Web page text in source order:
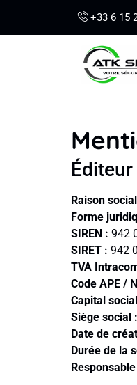
+33 6 15
Raison
Forme
SIREN : 942
SIRET : 942
TVA
Code APE /
Capital
Siège social :
Date de
Durée de la